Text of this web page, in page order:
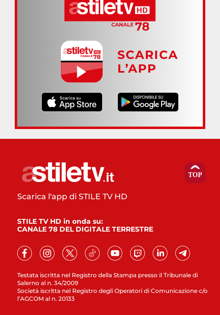
SCARICA
L’APP
Testata iscritta nel Registro della Stampa presso il Tribunale di
Salerno al n. 34/2009
Società iscritta nel Registro degli Operatori di Comunicazione c/o
l’AGCOM al n. 20133
Scarica l'app di STILE TV HD
STILE TV HD in onda su:
CANALE 78 DEL DIGITALE TERRESTRE